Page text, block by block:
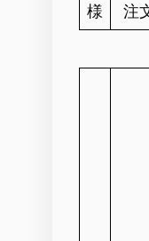
様
注